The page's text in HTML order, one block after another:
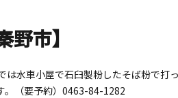
市】
水車小屋で石臼製粉したそば粉で打
。（要予約）0463-84-1282